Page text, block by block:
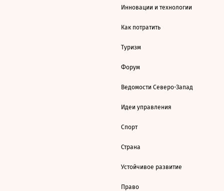
Инновации и технологии
Как потратить
Туризм
Форум
Ведомости Северо-Запад
Идеи управления
Спорт
Страна
Устойчивое развитие
Право